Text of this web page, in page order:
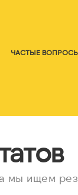
ЧАСТЫЕ
мы ищем